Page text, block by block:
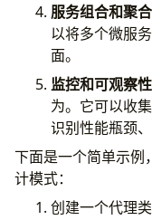
服务组合和聚合
以将多个微服
面。
监控和可观察性
为。它可以收
识别性能瓶颈
下面是一个简单示例
计模式：
创建一个代理